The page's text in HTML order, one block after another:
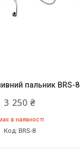
пальник BRS-8
3 250 ₴
в наявності
BRS-8